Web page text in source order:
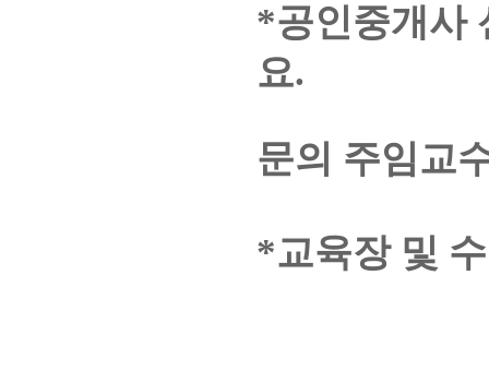
*공인중개사
요.
문의 주임교
*교육장 및